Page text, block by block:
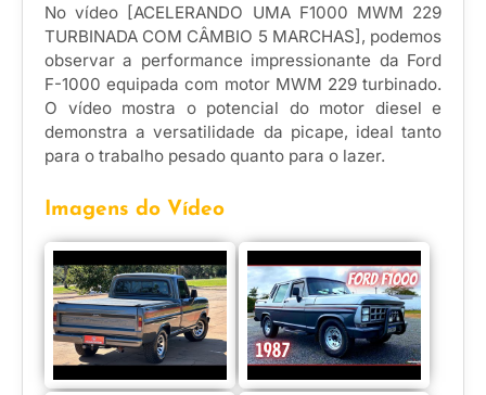
No vídeo [ACELERANDO UMA F1000 MWM 229
TURBINADA COM CÂMBIO 5 MARCHAS], podemos
observar a performance impressionante da Ford
F-1000 equipada com motor MWM 229 turbinado.
O vídeo mostra o potencial do motor diesel e
demonstra a versatilidade da picape, ideal tanto
para o trabalho pesado quanto para o lazer.
Imagens do Vídeo